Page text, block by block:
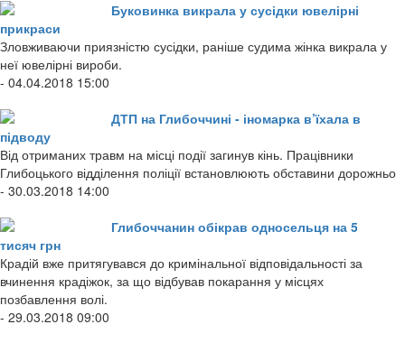
Буковинка викрала у сусідки ювелірні
прикраси
Зловживаючи приязністю сусідки, раніше судима жінка викрала у
неї ювелірні вироби.
- 04.04.2018 15:00
ДТП на Глибоччині - іномарка в’їхала в
підводу
Від отриманих травм на місці події загинув кінь. Працівники
Глибоцького відділення поліції встановлюють обставини дорожньо
- 30.03.2018 14:00
Глибоччанин обікрав односельця на 5
тисяч грн
Крадій вже притягувався до кримінальної відповідальності за
вчинення крадіжок, за що відбував покарання у місцях
позбавлення волі.
- 29.03.2018 09:00